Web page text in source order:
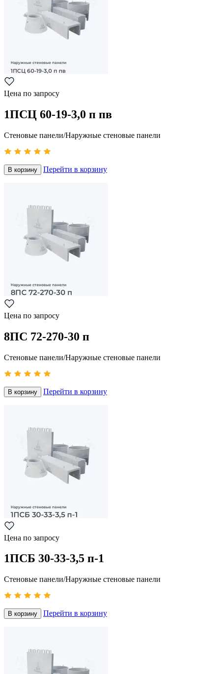
Цена по запросу
1ПСЦ 60-19-3,0 п пв
Стеновые панели/Наружные стеновые панели
В корзину Перейти в корзину
Цена по запросу
8ПС 72-270-30 п
Стеновые панели/Наружные стеновые панели
В корзину Перейти в корзину
Цена по запросу
1ПСБ 30-33-3,5 п-1
Стеновые панели/Наружные стеновые панели
В корзину Перейти в корзину